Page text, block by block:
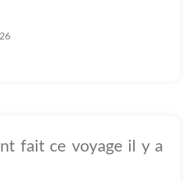
fait ce voyage il y a